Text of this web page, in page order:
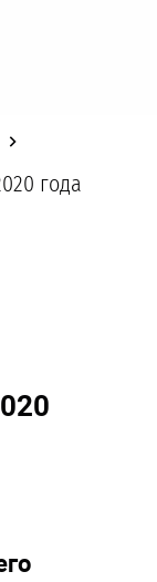
года